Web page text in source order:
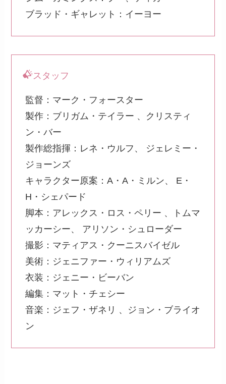
ブラッド・ギャレット：イーヨー
スタッフ
監督：マーク・フォースター
製作：ブリガム・テイラー 、クリスティ
ン・バー
製作総指揮：レネ・ウルフ、 ジェレミー・
ジョーンズ
キャラクター原案：A・A・ミルン、 E・
H・シェパード
脚本：アレックス・ロス・ペリー 、トムマ
ッカーシー、 アリソン・シュローダー
撮影：マティアス・クーニスバイゼル
美術：ジェニファー・ウィリアムズ
衣装：ジェニー・ビーバン
編集：マット・チェシー
音楽：ジェフ・ザネリ 、ジョン・ブライオ
ン